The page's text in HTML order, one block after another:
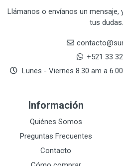
CRAFTSMAN
DEWALT ACCESORIOS
DEWALT HTA.MANUAL
DREMEL
E-Z WELD
EATON (COOPER-HARROW HARD)
Llámanos o envíanos un
tus dudas.
+521 33
Lunes - Viernes 8.30 am a
Información
Quiénes Somos
Preguntas Frecuentes
Contacto